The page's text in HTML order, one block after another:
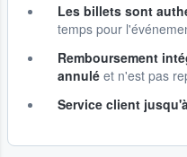
Les billets sont
temps pour
Remboursement
annulé et n'est pas
Service client jusqu'à